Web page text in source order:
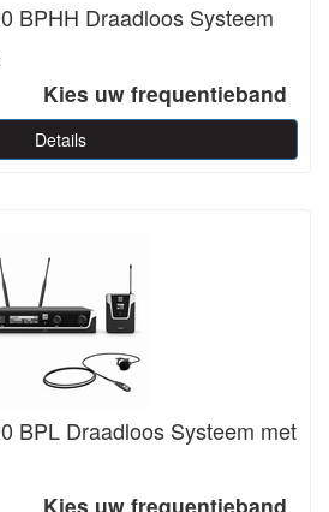
BPHH Draadloos Systeem
Kies uw frequentieband
Details
BPL Draadloos Systeem met
Kies uw frequentieband